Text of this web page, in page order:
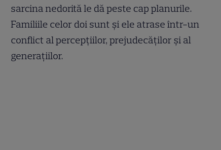
sarcina nedorită le dă peste cap planurile.
Familiile celor doi sunt și ele atrase într-un
conflict al percepțiilor, prejudecăților și al
generațiilor.